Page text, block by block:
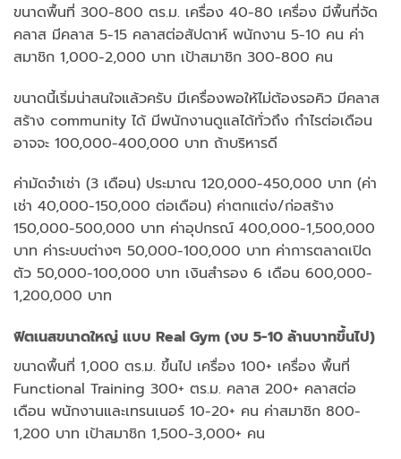
ขนาดพื้นที่ 300-800 ตร.ม. เครื่อง 40-80 เครื่อง มีพื้นที่จัด
คลาส มีคลาส 5-15 คลาสต่อสัปดาห์ พนักงาน 5-10 คน ค่า
สมาชิก 1,000-2,000 บาท เป้าสมาชิก 300-800 คน
ขนาดนี้เริ่มน่าสนใจแล้วครับ มีเครื่องพอให้ไม่ต้องรอคิว มีคลาส
สร้าง community ได้ มีพนักงานดูแลได้ทั่วถึง กำไรต่อเดือน
อาจจะ 100,000-400,000 บาท ถ้าบริหารดี
ค่ามัดจำเช่า (3 เดือน) ประมาณ 120,000-450,000 บาท (ค่า
เช่า 40,000-150,000 ต่อเดือน) ค่าตกแต่ง/ก่อสร้าง
150,000-500,000 บาท ค่าอุปกรณ์ 400,000-1,500,000
บาท ค่าระบบต่างๆ 50,000-100,000 บาท ค่าการตลาดเปิด
ตัว 50,000-100,000 บาท เงินสำรอง 6 เดือน 600,000-
1,200,000 บาท
ฟิตเนสขนาดใหญ่ แบบ Real Gym (งบ 5-10 ล้านบาทขึ้นไป)
ขนาดพื้นที่ 1,000 ตร.ม. ขึ้นไป เครื่อง 100+ เครื่อง พื้นที่
Functional Training 300+ ตร.ม. คลาส 200+ คลาสต่อ
เดือน พนักงานและเทรนเนอร์ 10-20+ คน ค่าสมาชิก 800-
1,200 บาท เป้าสมาชิก 1,500-3,000+ คน